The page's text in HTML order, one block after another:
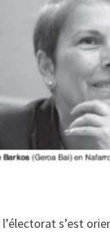
s’est